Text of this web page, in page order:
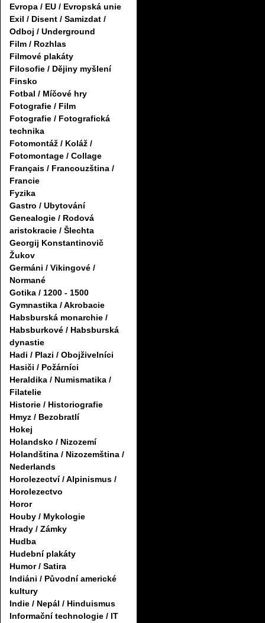
Evropa / EU / Evropská unie
Exil / Disent / Samizdat /
Odboj / Underground
Film / Rozhlas
Filmové plakáty
Filosofie / Dějiny myšlení
Finsko
Fotbal / Míčové hry
Fotografie / Film
Fotografie / Fotografická
technika
Fotomontáž / Koláž /
Fotomontage / Collage
Français / Francouzština /
Francie
Fyzika
Gastro / Ubytování
Genealogie / Rodová
aristokracie / Šlechta
Georgij Konstantinovič
Žukov
Germáni / Vikingové /
Normané
Gotika / 1200 - 1500
Gymnastika / Akrobacie
Habsburská monarchie /
Habsburkové / Habsburská
dynastie
Hadi / Plazi / Obojživelníci
Hasiči / Požárníci
Heraldika / Numismatika /
Filatelie
Historie / Historiografie
Hmyz / Bezobratlí
Hokej
Holandsko / Nizozemí
Holandština / Nizozemština /
Nederlands
Horolezectví / Alpinismus /
Horolezectvo
Horor
Houby / Mykologie
Hrady / Zámky
Hudba
Hudební plakáty
Humor / Satira
Indiáni / Původní americké
kultury
Indie / Nepál / Hinduismus
Informační technologie / IT